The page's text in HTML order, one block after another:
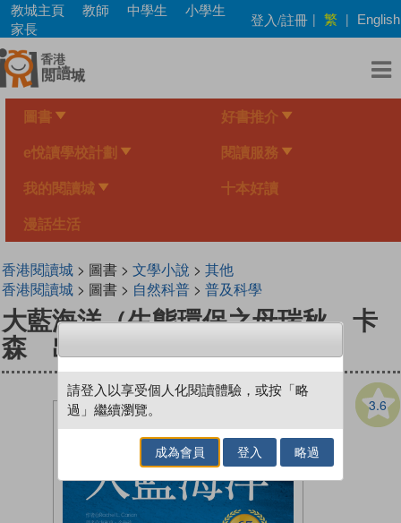
Skip
main
content
教城主頁 教師 中學生
小學生
家長
登入/註冊 | 繁 | English
圖書 好書推介
e悅讀學校計劃 閱讀服務
我的閱讀城 十本好讀
漫話生活
香港閱讀城> 圖書 > 文學小說 > 其他
香港閱讀城> 圖書 > 自然科普> 普及科學
大藍海洋（生態環保之母瑞秋．卡
森 出版65週年紀念版）
3.6
請登入以享受個人化閱讀體驗，或按「略
過」繼續瀏覽。
成為會員 登入 略過